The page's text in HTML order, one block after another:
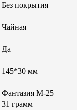
Без покрытия
Чайная
Да
145*30 мм
Фантазия М-25
31 грамм